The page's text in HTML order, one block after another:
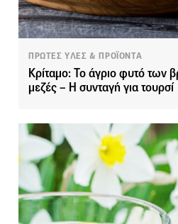
ΠΡΩΤΕΣ ΥΛΕΣ & ΠΡΟΪΟΝΤΑ
Κρίταμο: Το άγριο φυτό των
μεζές – Η συνταγή για τουρσί